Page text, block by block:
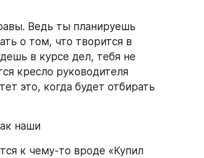
Ведь ты планируешь
о том, что творится в
в курсе дел, тебя не
кресло руководителя
это, когда будет отбирать
наши
к чему-то вроде «Купил